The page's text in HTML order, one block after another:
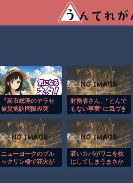
『高市総理のヤラセ
被災地訪問限界突
イスキ！ もちづきさ
ん､アニメ化決定！』
ほか 8/5 ネタ
財務省さん、“とんで
もない事実”に気づき
wwwww」
ニューヨークのブル
ックリン橋で花火が
若いカバがワニを枕
にしてしまうまさか